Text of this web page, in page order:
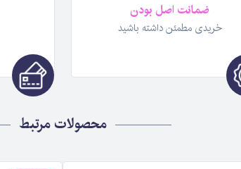
ضمانت اصل بودن
خریدی مطمئن داشته باشید
محصولات مرتبط